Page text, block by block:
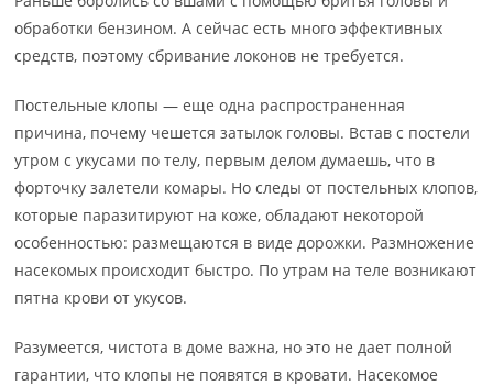
обработки бензином. А сейчас есть много эффективных
средств, поэтому сбривание локонов не требуется.
Постельные клопы — еще одна распространенная
причина, почему чешется затылок головы. Встав с постели
утром с укусами по телу, первым делом думаешь, что в
форточку залетели комары. Но следы от постельных клопов,
которые паразитируют на коже, обладают некоторой
особенностью: размещаются в виде дорожки. Размножение
насекомых происходит быстро. По утрам на теле возникают
пятна крови от укусов.
Разумеется, чистота в доме важна, но это не дает полной
гарантии, что клопы не появятся в кровати. Насекомое